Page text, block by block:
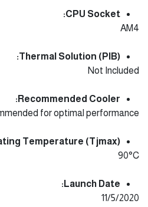
CPU Socket:
AM4
Thermal Solution (PIB):
Not Included
Recommended Cooler:
for optimal performance
Temperature (Tjmax):
90°C
Launch Date:
11/5/2020